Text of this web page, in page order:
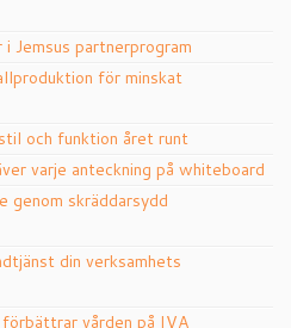
Jemsus partnerprogram
för minskat
och funktion året runt
varje anteckning på whiteboard
genom skräddarsydd
din verksamhets
vården på IVA